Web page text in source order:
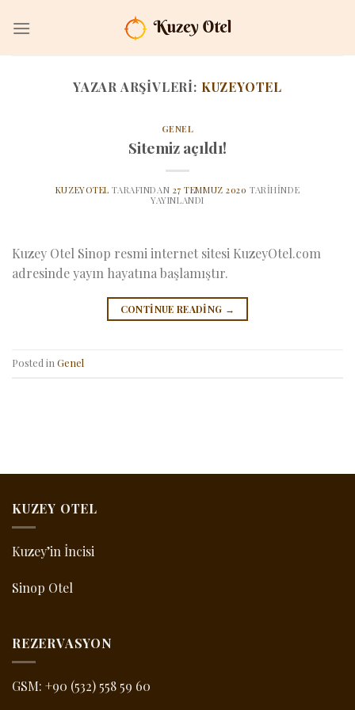
atla
YAZAR ARŞIVLERI: KUZEYOTEL
GENEL
Sitemiz açıldı!
KUZEYOTEL TARAFINDAN 27 TEMMUZ 2020 TARIHINDE
YAYINLANDI
Kuzey Otel Sinop resmi internet sitesi KuzeyOtel.com
adresinde yayın hayatına başlamıştır.
CONTINUE READING →
Posted in Genel
KUZEY OTEL
Kuzey’in İncisi
Sinop Otel
REZERVASYON
GSM: +90 (532) 558 59 60